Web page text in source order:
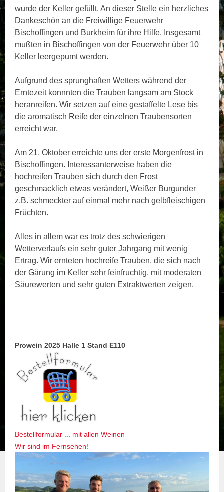
wurde der Keller gefüllt. An dieser Stelle ein herzliches
Dankeschön an die Freiwillige Feuerwehr
Bischoffingen und Burkheim für ihre Hilfe. Insgesamt
mußten in Bischoffingen von der Feuerwehr über 10
Keller leergepumt werden.
Aufgrund des sprunghaften Wetters während der
Erntezeit konnnten die Trauben langsam am Stock
heranreifen. Wir setzen auf eine gestaffelte Lese bis
die aromatisch Reife der einzelnen Traubensorten
erreicht war.
Am 21. Oktober erreichte uns der erste Morgenfrost in
Bischoffingen. Interessanterweise haben die
hochreifen Trauben sich durch den Frost
geschmacklich etwas verändert, Weißer Burgunder
z.B. schmeckter auf einmal mehr nach gelbfleischigen
Früchten.
Alles in allem war es trotz des schwierigen
Wetterverlaufs ein sehr guter Jahrgang mit wenig
Ertrag. Wir ernteten hochreife Trauben, die sich nach
der Gärung im Keller sehr feinfruchtig, mit moderaten
Säurewerten und sehr guten Extraktwerten zeigen.
Prowein 2025 Halle 1 Stand E110
Bestellformular ... mit allen Weinen
Wir sind im Fernsehen!